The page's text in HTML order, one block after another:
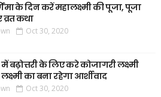
के दिन करें महालक्ष्मी की पूजा, पूजा
व्रत कथा
Oct 30, 2020
बढ़ोत्तरी के लिए करे कोजागरी लक्ष्मी
का बना रहेगा आर्शीवाद
Oct 30, 2020